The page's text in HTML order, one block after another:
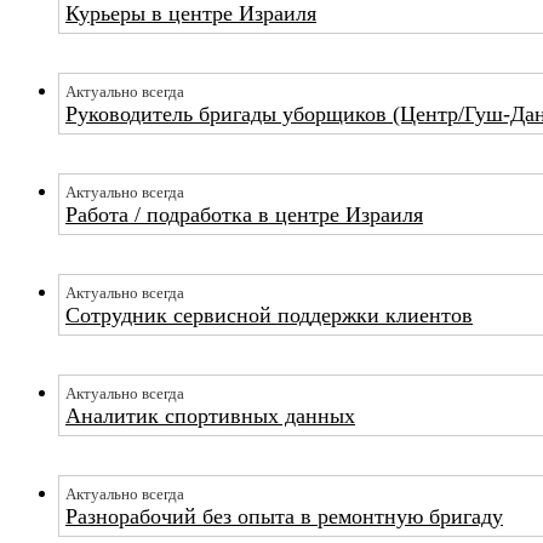
Курьеры в центре Израиля
Актуально всегда
Руководитель бригады уборщиков (Центр/Гуш-
Актуально всегда
Работа / подработка в центре Израиля
Актуально всегда
Сотрудник сервисной поддержки клиентов
Актуально всегда
Аналитик спортивных данных
Актуально всегда
Разнорабочий без опыта в ремонтную бригаду